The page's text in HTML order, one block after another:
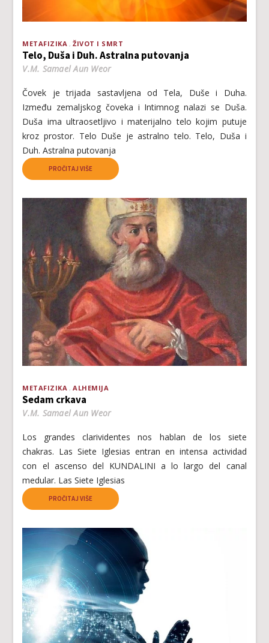
METAFIZIKA ŽIVOT I SMRT
Telo, Duša i Duh. Astralna putovanja
V.M. Samael Aun Weor
Čovek je trijada sastavljena od Tela, Duše i Duha.
Između zemaljskog čoveka i Intimnog nalazi se Duša.
Duša ima ultraosetljivo i materijalno telo kojim putuje
kroz prostor. Telo Duše je astralno telo. Telo, Duša i
Duh. Astralna putovanja
PROČITAJ VIŠE
METAFIZIKA ALHEMIJA
Sedam crkava
V.M. Samael Aun Weor
Los grandes clarividentes nos hablan de los siete
chakras. Las Siete Iglesias entran en intensa actividad
con el ascenso del KUNDALINI a lo largo del canal
medular. Las Siete Iglesias
PROČITAJ VIŠE